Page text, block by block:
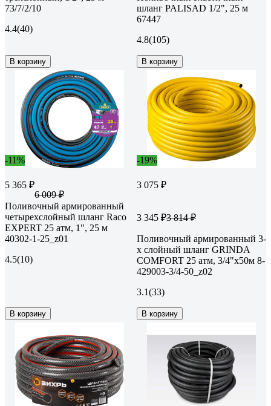
73/7/2/10
4.4(40)
В корзину
шланг PALISAD 1/2", 25 м
67447
4.8(105)
В корзину
-11%
5 365 ₽
6 009 ₽
Поливочный армированный
четырехслойный шланг Raco
EXPERT 25 атм, 1", 25 м
40302-1-25_z01
4.5(10)
В корзину
-19%
3 075 ₽
3 345 ₽3 814 ₽
Поливочный армированный 3-
х слойный шланг GRINDA
COMFORT 25 атм, 3/4"х50м 8-
429003-3/4-50_z02
3.1(33)
В корзину